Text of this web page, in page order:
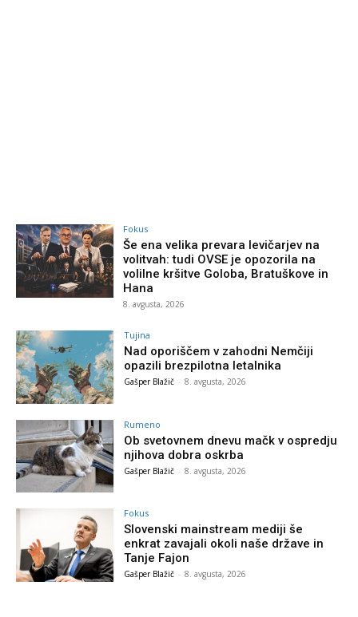
Fokus
Še ena velika prevara levičarjev na
volitvah: tudi OVSE je opozorila na
volilne kršitve Goloba, Bratuškove in
Hana
8. avgusta, 2026
Tujina
Nad oporiščem v zahodni Nemčiji
opazili brezpilotna letalnika
Gašper Blažič - 8. avgusta, 2026
Rumeno
Ob svetovnem dnevu mačk v ospredju
njihova dobra oskrba
Gašper Blažič - 8. avgusta, 2026
Fokus
Slovenski mainstream mediji še
enkrat zavajali okoli naše države in
Tanje Fajon
Gašper Blažič - 8. avgusta, 2026